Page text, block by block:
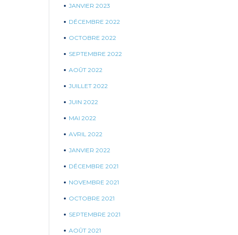
JANVIER 2023
DÉCEMBRE 2022
OCTOBRE 2022
SEPTEMBRE 2022
AOÛT 2022
JUILLET 2022
JUIN 2022
MAI 2022
AVRIL 2022
JANVIER 2022
DÉCEMBRE 2021
NOVEMBRE 2021
OCTOBRE 2021
SEPTEMBRE 2021
AOÛT 2021